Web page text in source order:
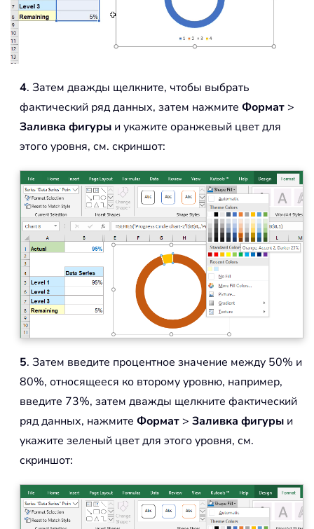
4. Затем дважды щелкните, чтобы выбрать
фактический ряд данных, затем нажмите Формат >
Заливка фигуры и укажите оранжевый цвет для
этого уровня, см. скриншот:
5. Затем введите процентное значение между 50% и
80%, относящееся ко второму уровню, например,
введите 73%, затем дважды щелкните фактический
ряд данных, нажмите Формат > Заливка фигуры и
укажите зеленый цвет для этого уровня, см.
скриншот: